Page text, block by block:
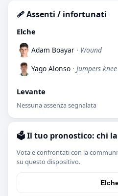
🩹 Assenti / infortunati
Elche
Adam Boayar · Wound
Yago Alonso · Jumpers knee
Levante
Nessuna assenza segnalata
🗳️ Il tuo pronostico: chi
Vota e confrontati con la
su questo dispositivo.